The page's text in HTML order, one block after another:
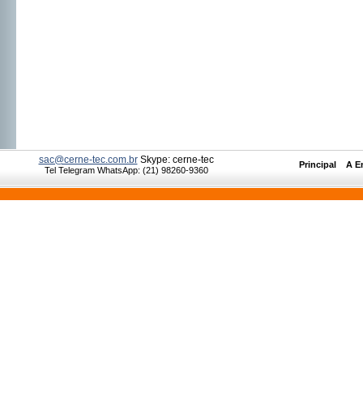
sac@cerne-tec.com.brSkype: cerne-tec
Tel Telegram WhatsApp: (21) 98260-9360
Principal A